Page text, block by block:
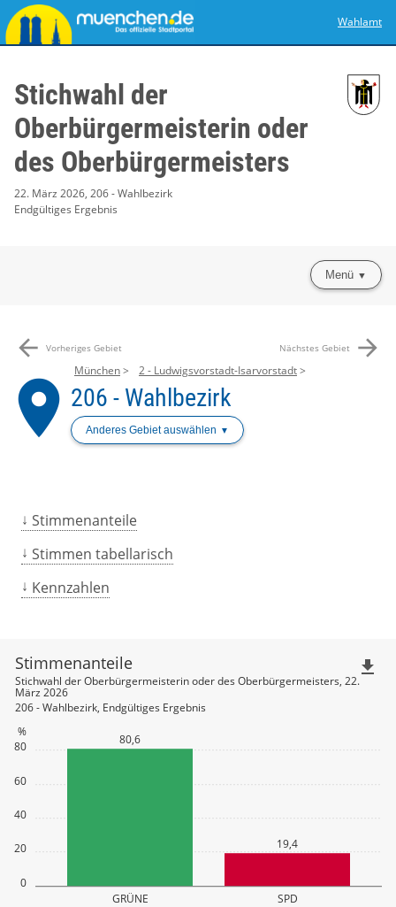
Wahlamt
Stichwahl der
Oberbürgermeisterin oder
des Oberbürgermeisters
22. März 2026, 206 - Wahlbezirk
Endgültiges Ergebnis
Menü
arrow_back Vorheriges Gebiet Nächstes Gebiet arrow_forward
place
München 2 - Ludwigsvorstadt-Isarvorstadt
206 - Wahlbezirk
Anderes Gebiet auswählen
Stimmenanteile
Stimmen tabellarisch
Kennzahlen
0
20
40
60
80
%
GRÜNE SPD
80,6
19,4
Stimmenanteile
Stichwahl der Oberbürgermeisterin oder des Oberbürgermeisters, 22.
März 2026
206 - Wahlbezirk, Endgültiges Ergebnis
file_download